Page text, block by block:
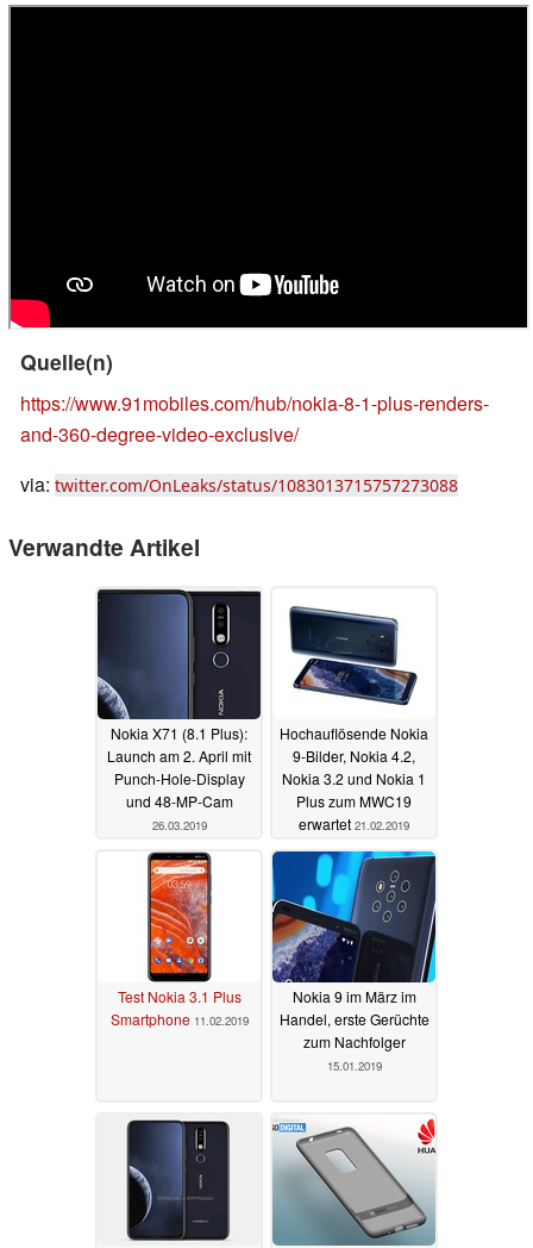
Quelle(n)
https://www.91mobiles.com/hub/nokia-8-1-plus-renders-
and-360-degree-video-exclusive/
via: twitter.com/OnLeaks/status/1083013715757273088
Verwandte Artikel
Nokia X71 (8.1 Plus):
Launch am 2. April mit
Punch-Hole-Display
und 48-MP-Cam
26.03.2019
Hochauflösende Nokia
9-Bilder, Nokia 4.2,
Nokia 3.2 und Nokia 1
Plus zum MWC19
erwartet 21.02.2019
Test Nokia 3.1 Plus
Smartphone 11.02.2019
Nokia 9 im März im
Handel, erste Gerüchte
zum Nachfolger
15.01.2019